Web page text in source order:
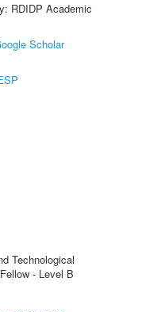
RDIDP Academic
Scholar
Technological
- Level B